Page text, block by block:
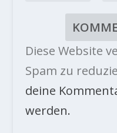
Diese Website
Spam zu
deine
werden.